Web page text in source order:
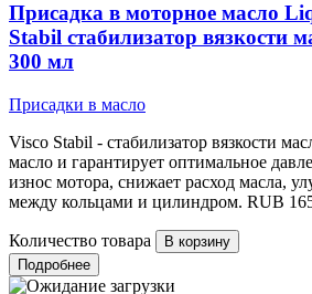
Присадка в моторное масло
Stabil стабилизатор вязкости
300 мл
Присадки в масло
Visco Stabil - стабилизатор вязкости
масло и гарантирует оптимальное
износ мотора, снижает расход масла,
между кольцами и цилиндром. RUB
Количество товара
Подробнее